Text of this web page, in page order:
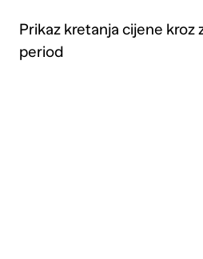
Prikaz kretanja cijene kroz
period